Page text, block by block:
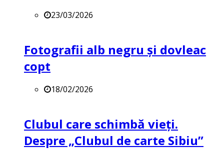
23/03/2026
Fotografii alb negru și dovleac
copt
18/02/2026
Clubul care schimbă vieți.
Despre „Clubul de carte Sibiu”